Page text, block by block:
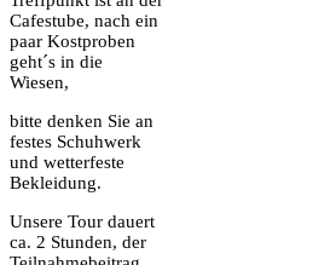
Cafestube, nach ein
paar Kostproben
geht´s in die
Wiesen,
bitte denken Sie an
festes Schuhwerk
und wetterfeste
Bekleidung.
Unsere Tour dauert
ca. 2 Stunden, der